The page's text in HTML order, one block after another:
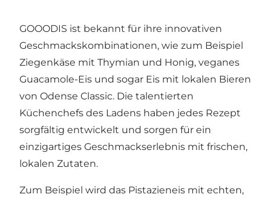
GOOODIS ist bekannt für ihre innovativen
Geschmackskombinationen, wie zum Beispiel
Ziegenkäse mit Thymian und Honig, veganes
Guacamole-Eis und sogar Eis mit lokalen Bieren
von Odense Classic. Die talentierten
Küchenchefs des Ladens haben jedes Rezept
sorgfältig entwickelt und sorgen für ein
einzigartiges Geschmackserlebnis mit frischen,
lokalen Zutaten.
Zum Beispiel wird das Pistazieneis mit echten,